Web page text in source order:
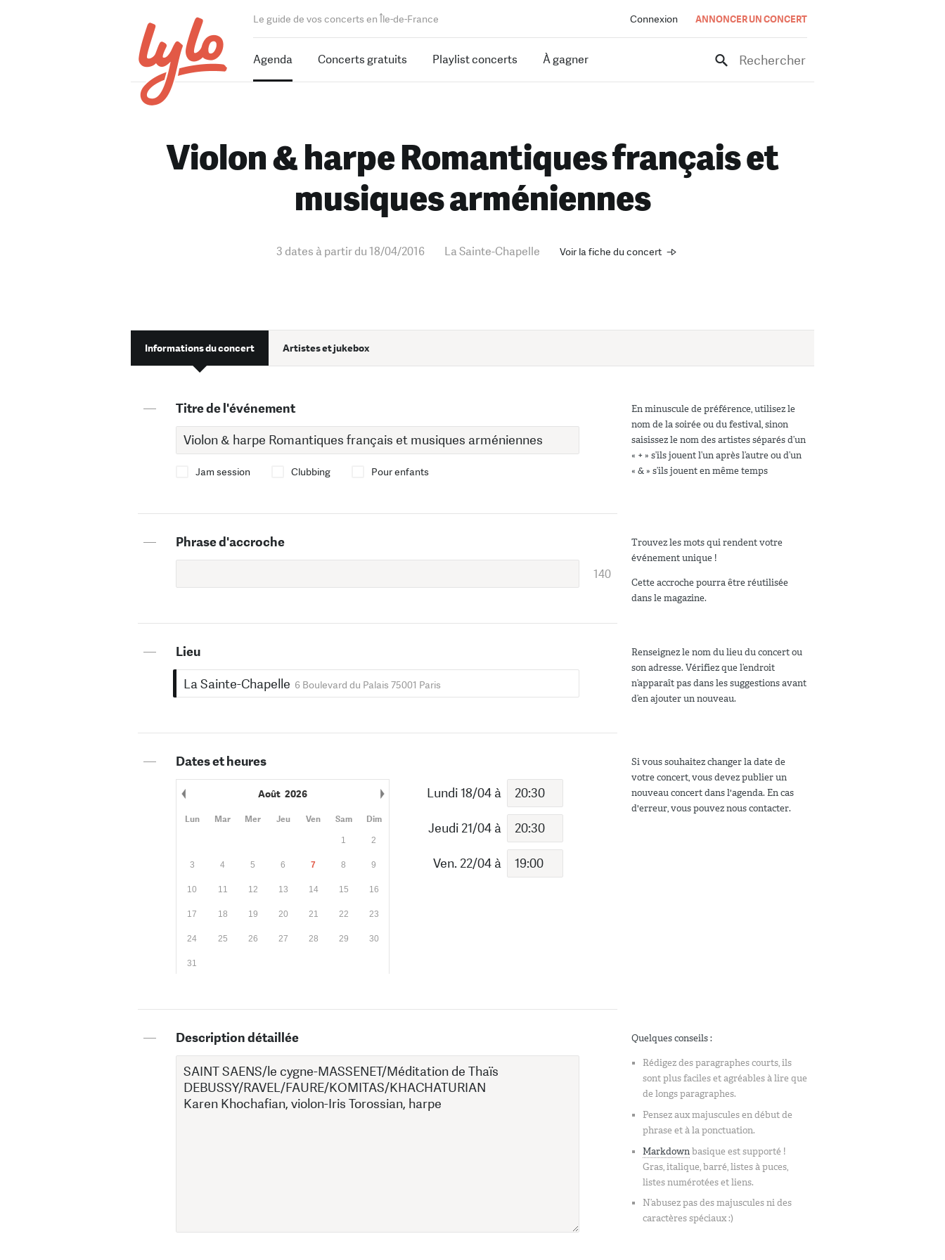
Connexion ANNONCER UN CONCERT
Le guide de vos concerts en Île-de-France
Agenda Concerts gratuits Playlist concerts À gagner Rechercher
Violon & harpe Romantiques français et
musiques arméniennes
3 dates à partir du 18/04/2016 La Sainte-Chapelle Voir la fiche du concert
Informations du concert Artistes et jukebox
— Titre de l'événement
Jam session Clubbing Pour enfants
En minuscule de préférence, utilisez le
nom de la soirée ou du festival, sinon
saisissez le nom des artistes séparés d’un
« + » s’ils jouent l’un après l’autre ou d’un
« & » s’ils jouent en même temps
— Phrase d'accroche
140
Trouvez les mots qui rendent votre
événement unique !
Cette accroche pourra être réutilisée
dans le magazine.
—
Lieu
La Sainte-Chapelle 6 Boulevard du Palais 75001 Paris
Renseignez le nom du lieu du concert ou
son adresse. Vérifiez que l’endroit
n’apparaît pas dans les suggestions avant
d’en ajouter un nouveau.
— Dates et heures
Août 2026 Mois suivant
Lun Mar Mer Jeu Ven Sam Dim
1 2
3 4 5 6 7 8 9
10 11 12 13 14 15 16
17 18 19 20 21 22 23
24 25 26 27 28 29 30
31
Lundi 18/04 à
Jeudi 21/04 à
Ven. 22/04 à
Si vous souhaitez changer la date de
votre concert, vous devez publier un
nouveau concert dans l'agenda. En cas
d'erreur, vous pouvez nous contacter.
— Description détaillée Quelques conseils :
Rédigez des paragraphes courts, ils
sont plus faciles et agréables à lire que
de longs paragraphes.
Pensez aux majuscules en début de
phrase et à la ponctuation.
Markdownbasique est supporté !
Gras, italique, barré, listes à puces,
listes numérotées et liens.
N’abusez pas des majuscules ni des
caractères spéciaux :)